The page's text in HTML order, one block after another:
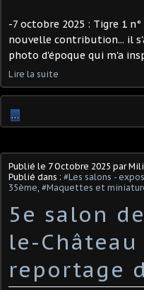
-7 octobre 2025 : Tigre 1
nouvelle contribution... il
photo d'époque qui m'a
Lire la suite
…
Publié le 7 Octobre 2025 par
Publié dans : #Les salons -
35ème, #Maquettes et
5e salon
le-
reportage